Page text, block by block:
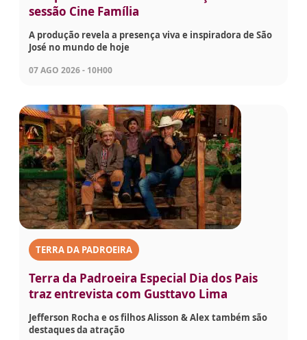
sessão Cine Família
A produção revela a presença viva e inspiradora de São
José no mundo de hoje
07 AGO 2026 - 10H00
TERRA DA PADROEIRA
Terra da Padroeira Especial Dia dos Pais
traz entrevista com Gusttavo Lima
Jefferson Rocha e os filhos Alisson & Alex também são
destaques da atração